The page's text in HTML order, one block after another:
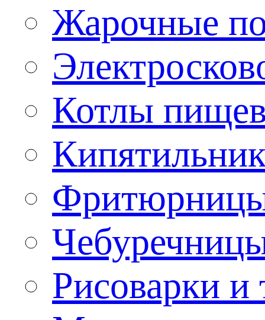
Жарочные
Котлы
Рисоварки и